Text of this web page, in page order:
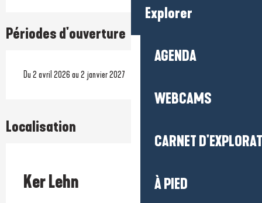
Explorer
AGENDA
WEBCAMS
CARNET
À PIED
Périodes d'ouverture
Du 2 avril 2026 au 2 janvier 2027
Localisation
Ker Lehn